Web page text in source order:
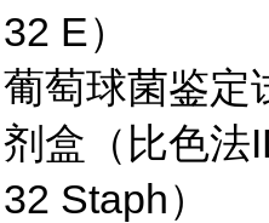
32 E）
葡萄球菌鉴定
剂盒（比色法
32 Staph）